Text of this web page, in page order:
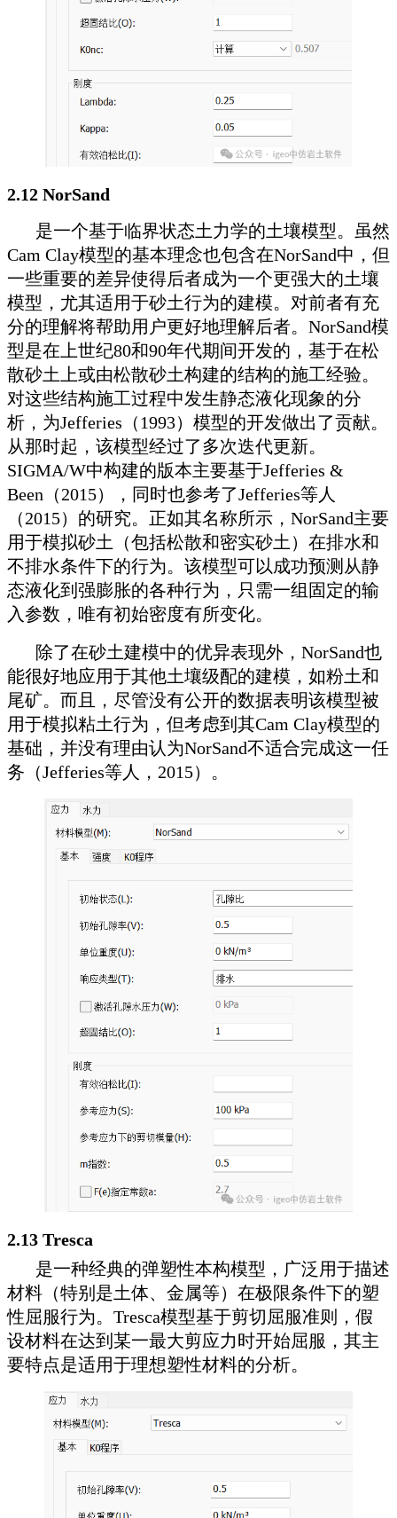
2.12 NorSand
是一个基于临界状态土力学的土壤模型。虽然
Cam Clay模型的基本理念也包含在NorSand中，但
一些重要的差异使得后者成为一个更强大的土壤
模型，尤其适用于砂土行为的建模。对前者有充
分的理解将帮助用户更好地理解后者。NorSand模
型是在上世纪80和90年代期间开发的，基于在松
散砂土上或由松散砂土构建的结构的施工经验。
对这些结构施工过程中发生静态液化现象的分
析，为Jefferies（1993）模型的开发做出了贡献。
从那时起，该模型经过了多次迭代更新。
SIGMA/W中构建的版本主要基于Jefferies &
Been（2015），同时也参考了Jefferies等人
（2015）的研究。正如其名称所示，NorSand主要
用于模拟砂土（包括松散和密实砂土）在排水和
不排水条件下的行为。该模型可以成功预测从静
态液化到强膨胀的各种行为，只需一组固定的输
入参数，唯有初始密度有所变化。
除了在砂土建模中的优异表现外，NorSand也
能很好地应用于其他土壤级配的建模，如粉土和
尾矿。而且，尽管没有公开的数据表明该模型被
用于模拟粘土行为，但考虑到其Cam Clay模型的
基础，并没有理由认为NorSand不适合完成这一任
务（Jefferies等人，2015）。
2.13 Tresca
是一种经典的弹塑性本构模型，广泛用于描述
材料（特别是土体、金属等）在极限条件下的塑
性屈服行为。Tresca模型基于剪切屈服准则，假
设材料在达到某一最大剪应力时开始屈服，其主
要特点是适用于理想塑性材料的分析。